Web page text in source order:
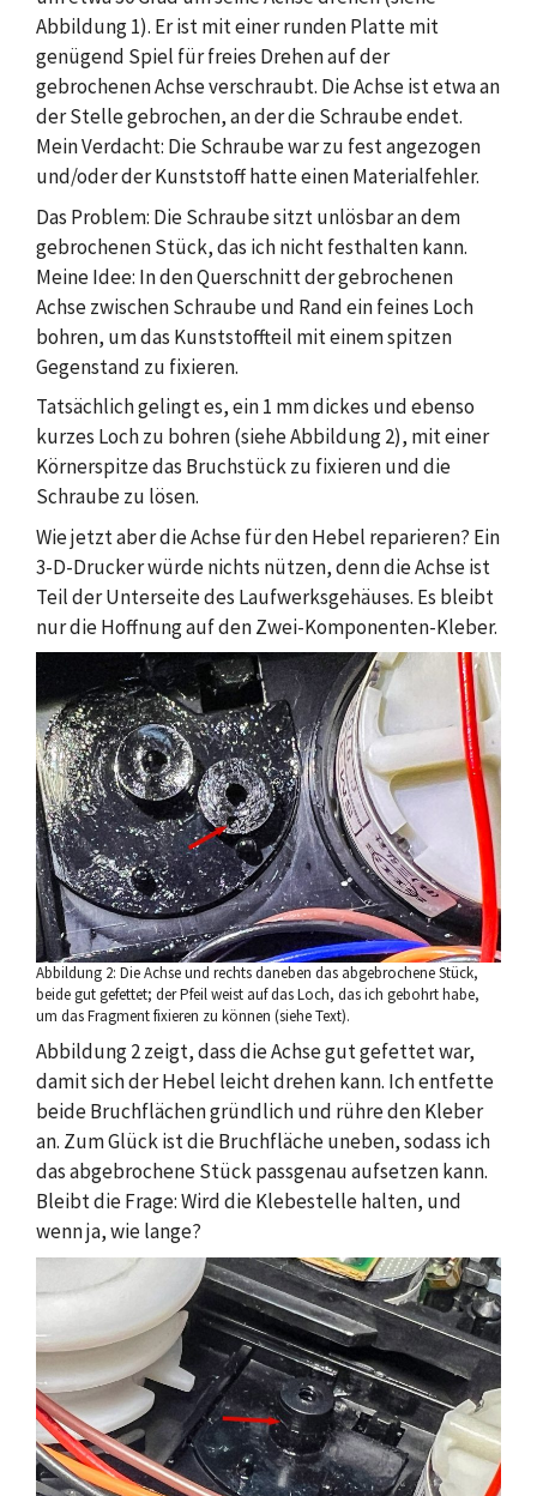
Abbildung 1). Er ist mit einer runden Platte mit
genügend Spiel für freies Drehen auf der
gebrochenen Achse verschraubt. Die Achse ist etwa an
der Stelle gebrochen, an der die Schraube endet.
Mein Verdacht: Die Schraube war zu fest angezogen
und/oder der Kunststoff hatte einen Materialfehler.
Das Problem: Die Schraube sitzt unlösbar an dem
gebrochenen Stück, das ich nicht festhalten kann.
Meine Idee: In den Querschnitt der gebrochenen
Achse zwischen Schraube und Rand ein feines Loch
bohren, um das Kunststoffteil mit einem spitzen
Gegenstand zu fixieren.
Tatsächlich gelingt es, ein 1 mm dickes und ebenso
kurzes Loch zu bohren (siehe Abbildung 2), mit einer
Körnerspitze das Bruchstück zu fixieren und die
Schraube zu lösen.
Wie jetzt aber die Achse für den Hebel reparieren? Ein
3-D-Drucker würde nichts nützen, denn die Achse ist
Teil der Unterseite des Laufwerksgehäuses. Es bleibt
nur die Hoffnung auf den Zwei-Komponenten-Kleber.
Abbildung 2: Die Achse und rechts daneben das abgebrochene Stück,
beide gut gefettet; der Pfeil weist auf das Loch, das ich gebohrt habe,
um das Fragment fixieren zu können (siehe Text).
Abbildung 2 zeigt, dass die Achse gut gefettet war,
damit sich der Hebel leicht drehen kann. Ich entfette
beide Bruchflächen gründlich und rühre den Kleber
an. Zum Glück ist die Bruchfläche uneben, sodass ich
das abgebrochene Stück passgenau aufsetzen kann.
Bleibt die Frage: Wird die Klebestelle halten, und
wenn ja, wie lange?